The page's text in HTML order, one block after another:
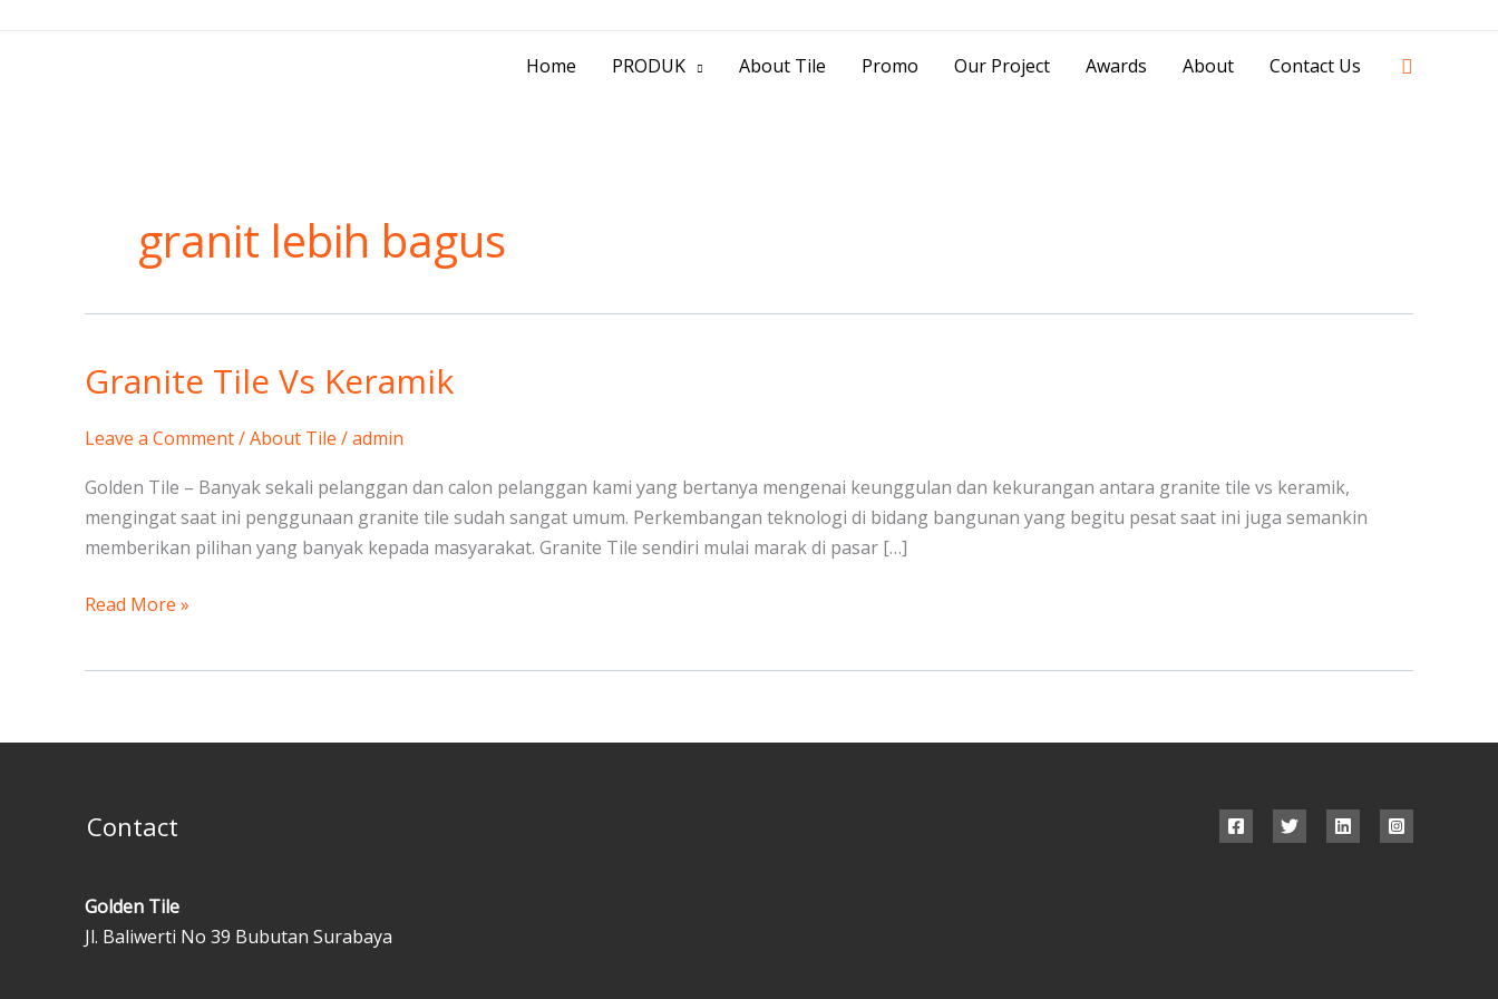
Home PRODUK About Tile Promo Our Project Awards About Contact Us Search
granit lebih bagus
Granite Tile Vs Keramik
Leave a Comment/About Tile /admin
Golden Tile – Banyak sekali pelanggan dan calon pelanggan kami yang bertanya mengenai keunggulan dan kekurangan antara granite tile vs keramik,
mengingat saat ini penggunaan granite tile sudah sangat umum. Perkembangan teknologi di bidang bangunan yang begitu pesat saat ini juga semankin
memberikan pilihan yang banyak kepada masyarakat. Granite Tile sendiri mulai marak di pasar […]
Granite
Vs
Read More »
Contact
Golden Tile
Jl. Baliwerti No 39 Bubutan Surabaya